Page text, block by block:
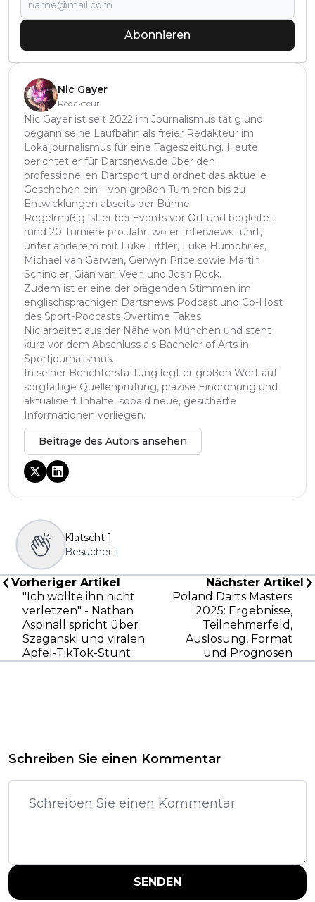
Abonnieren
Nic Gayer
Redakteur
Nic Gayer ist seit 2022 im Journalismus tätig und
begann seine Laufbahn als freier Redakteur im
Lokaljournalismus für eine Tageszeitung. Heute
berichtet er für Dartsnews.de über den
professionellen Dartsport und ordnet das aktuelle
Geschehen ein – von großen Turnieren bis zu
Entwicklungen abseits der Bühne.
Regelmäßig ist er bei Events vor Ort und begleitet
rund 20 Turniere pro Jahr, wo er Interviews führt,
unter anderem mit Luke Littler, Luke Humphries,
Michael van Gerwen, Gerwyn Price sowie Martin
Schindler, Gian van Veen und Josh Rock.
Zudem ist er eine der prägenden Stimmen im
englischsprachigen Dartsnews Podcast und Co-Host
des Sport-Podcasts Overtime Takes.
Nic arbeitet aus der Nähe von München und steht
kurz vor dem Abschluss als Bachelor of Arts in
Sportjournalismus.
In seiner Berichterstattung legt er großen Wert auf
sorgfältige Quellenprüfung, präzise Einordnung und
aktualisiert Inhalte, sobald neue, gesicherte
Informationen vorliegen.
Beiträge des Autors ansehen
Klatscht 1
Besucher 1
Vorheriger Artikel
"Ich wollte ihn nicht
verletzen" - Nathan
Aspinall spricht über
Szaganski und viralen
Apfel-TikTok-Stunt
Nächster Artikel
Poland Darts Masters
2025: Ergebnisse,
Teilnehmerfeld,
Auslosung, Format
und Prognosen
Schreiben Sie einen Kommentar
SENDEN